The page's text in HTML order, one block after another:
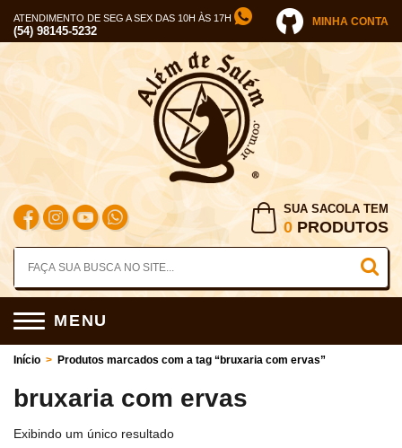
ATENDIMENTO DE SEG A SEX DAS 10H ÀS 17H
(54) 98145-5232
MINHA CONTA
SUA SACOLA TEM
0 PRODUTOS
MENU
Início > Produtos marcados com a tag “bruxaria com ervas”
bruxaria com ervas
Exibindo um único resultado